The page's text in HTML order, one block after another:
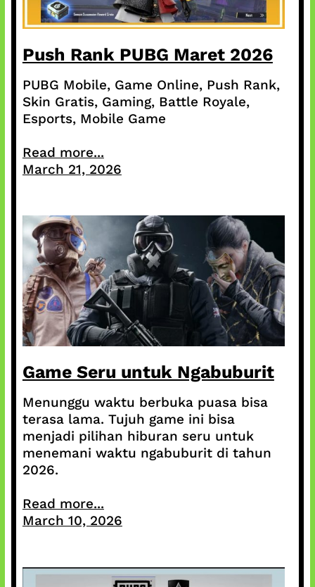
Push Rank PUBG Maret 2026
PUBG Mobile, Game Online, Push Rank,
Skin Gratis, Gaming, Battle Royale,
Esports, Mobile Game
Read more...
March 21, 2026
Game Seru untuk Ngabuburit
Menunggu waktu berbuka puasa bisa
terasa lama. Tujuh game ini bisa
menjadi pilihan hiburan seru untuk
menemani waktu ngabuburit di tahun
2026.
Read more...
March 10, 2026